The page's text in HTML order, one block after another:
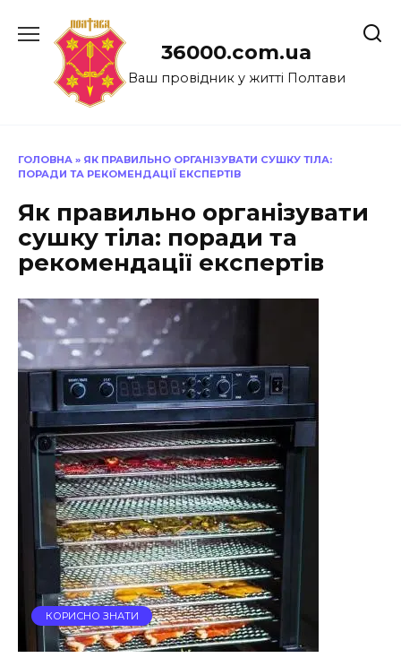
до
36000.com.ua
Ваш провідник у житті Полтави
ГОЛОВНА » ЯК ПРАВИЛЬНО ОРГАНІЗУВАТИ СУШКУ ТІЛА:
ПОРАДИ ТА РЕКОМЕНДАЦІЇ ЕКСПЕРТІВ
Як правильно організувати
сушку тіла: поради та
рекомендації експертів
КОРИСНО ЗНАТИ